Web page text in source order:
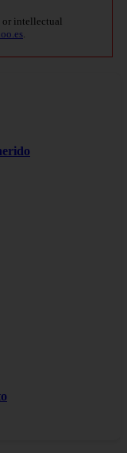
intellectual